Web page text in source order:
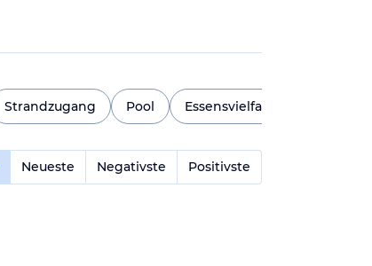
Strandzugang Pool Essensvielfalt
Neueste Negativste Positivste